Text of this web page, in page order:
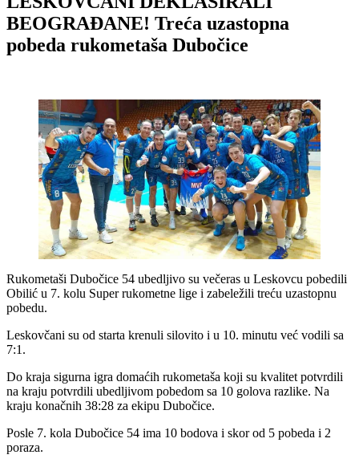
BEOGRAĐANE! Treća uzastopna
pobeda rukometaša Dubočice
Rukometaši Dubočice 54 ubedljivo su večeras u Leskovcu pobedili
Obilić u 7. kolu Super rukometne lige i zabeležili treću uzastopnu
pobedu.
Leskovčani su od starta krenuli silovito i u 10. minutu već vodili sa
7:1.
Do kraja sigurna igra domaćih rukometaša koji su kvalitet potvrdili
na kraju potvrdili ubedljivom pobedom sa 10 golova razlike. Na
kraju konačnih 38:28 za ekipu Dubočice.
Posle 7. kola Dubočice 54 ima 10 bodova i skor od 5 pobeda i 2
poraza.